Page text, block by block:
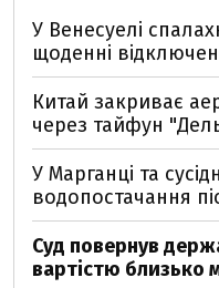
У Венесуелі
щоденні
Китай закриває
через тайфун
У Марганці та
водопостачання
Суд повернув
вартістю близько